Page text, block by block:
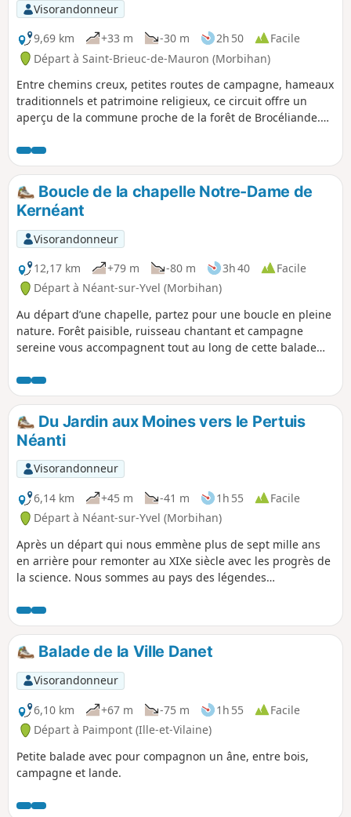
Visorandonneur
9,69 km
+33 m -30 m 2h 50
Facile
Départ à Saint-Brieuc-de-Mauron (Morbihan)
Entre chemins creux, petites routes de campagne, hameaux
traditionnels et patrimoine religieux, ce circuit offre un
aperçu de la commune proche de la forêt de Brocéliande.
agricoles, petites routes peu fréquentées, passages près du
patrimoine bâti local. Randonnée sans difficulté majeure,
avec un relief doux et quelques légères montées.
Boucle de la chapelle Notre-Dame de
Kernéant
Visorandonneur
12,17 km
+79 m -80 m 3h 40
Facile
Départ à Néant-sur-Yvel (Morbihan)
Au départ d’une chapelle, partez pour une boucle en pleine
nature. Forêt paisible, ruisseau chantant et campagne
sereine vous accompagnent tout au long de cette balade
à savourer. ⚠️ 06/06/2025 : Itinéraire modifié pour éviter
propriété privée.
Du Jardin aux Moines vers le Pertuis
Néanti
Visorandonneur
6,14 km
+45 m -41 m 1h 55
Facile
Départ à Néant-sur-Yvel (Morbihan)
Après un départ qui nous emmène plus de sept mille ans
en arrière pour remonter au XIXe siècle avec les progrès de
la science. Nous sommes au pays des légendes
surprise peut surgir à chaque tournant.
Balade de la Ville Danet
Visorandonneur
6,10 km
+67 m -75 m 1h 55
Facile
Départ à Paimpont (Ille-et-Vilaine)
Petite balade avec pour compagnon un âne, entre bois,
campagne et lande.